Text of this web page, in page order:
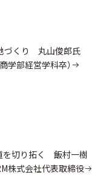
づくり 丸山俊郎氏
学部経営学科卒）
を切り拓く 飯村一樹
株式会社代表取締役